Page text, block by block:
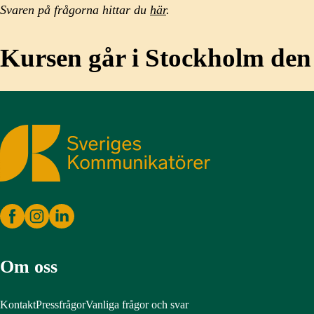
Svaren på frågorna hittar du här.
Kursen går i Stockholm
Sveriges Kommunikatörer
Om oss
KontaktPressfrågorVanliga frågor och svar